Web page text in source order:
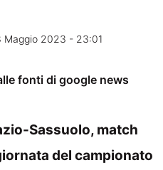
Maggio 2023 - 23:01
fonti di google news
Sassuolo, match
del campionato